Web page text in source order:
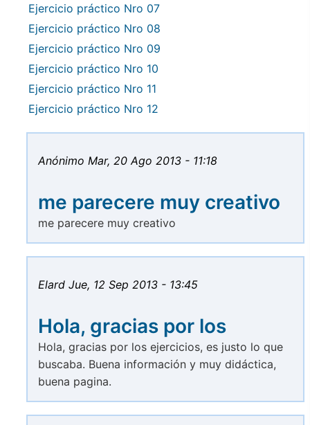
Ejercicio práctico Nro 07
Ejercicio práctico Nro 08
Ejercicio práctico Nro 09
Ejercicio práctico Nro 10
Ejercicio práctico Nro 11
Ejercicio práctico Nro 12
Anónimo Mar, 20 Ago 2013 - 11:18
me parecere muy creativo
me parecere muy creativo
Elard Jue, 12 Sep 2013 - 13:45
Hola, gracias por los
Hola, gracias por los ejercicios, es justo lo que
buscaba. Buena información y muy didáctica,
buena pagina.